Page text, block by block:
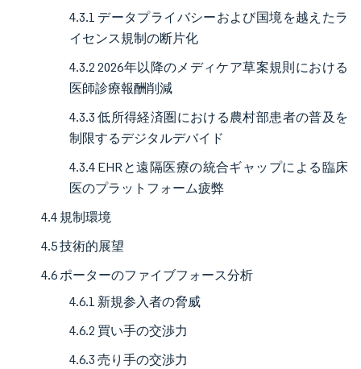
4.3.1 データプライバシーおよび国境を越えたラ
イセンス規制の断片化
4.3.2 2026年以降のメディケア草案規則における
医師診療報酬削減
4.3.3 低所得経済圏における農村部患者の普及を
制限するデジタルデバイド
4.3.4 EHRと遠隔医療の統合ギャップによる臨床
医のプラットフォーム疲弊
4.4 規制環境
4.5 技術的展望
4.6 ポーターのファイブフォース分析
4.6.1 新規参入者の脅威
4.6.2 買い手の交渉力
4.6.3 売り手の交渉力